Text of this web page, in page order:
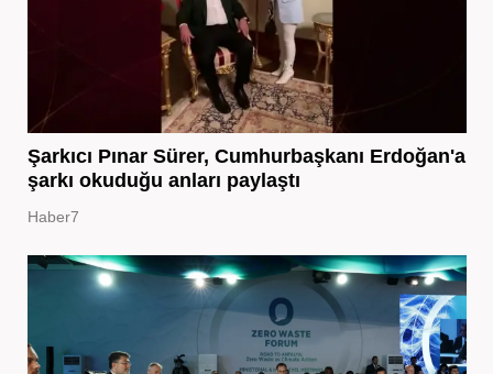
Şarkıcı Pınar Sürer, Cumhurbaşkanı Erdoğan'a
şarkı okuduğu anları paylaştı
Haber7